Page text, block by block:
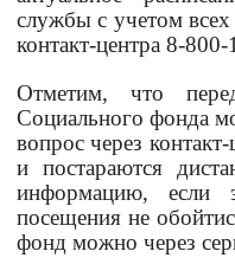
службы с учетом
контакт-центра 8-
Отметим, что
Социального фонда
вопрос через
и постараются
информацию, если
посещения не
фонд можно через